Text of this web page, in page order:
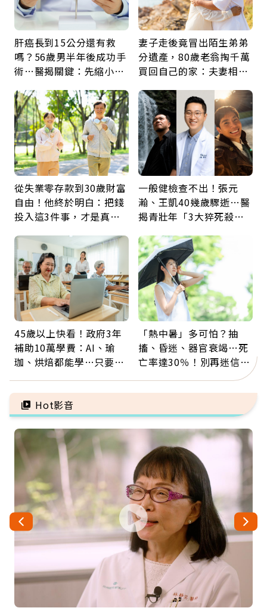
肝癌長到15公分還有救
嗎？56歲男半年後成功手
術…醫揭關鍵：先縮小腫
妻子走後竟冒出陌生弟弟
分遺產，80歲老翁掏千萬
買回自己的家：夫妻相守
從失業零存款到30歲財富
自由！他終於明白：把錢
投入這3件事，才是真正
一般健檢查不出！張元
瀚、王凱40幾歲驟逝…醫
揭青壯年「3大猝死殺
雷
45歲以上快看！政府3年
補助10萬學費：AI、瑜
珈、烘焙都能學…只要願
「熱中暑」多可怕？抽
搐、昏迷、器官衰竭…死
亡率達30％！別再迷信
「擦酒精、吃退燒藥」，
5招才能真救命
Hot影音